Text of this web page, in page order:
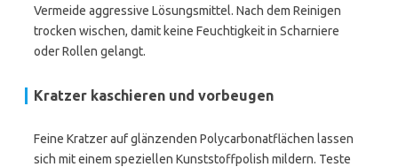
Vermeide aggressive Lösungsmittel. Nach dem Reinigen
trocken wischen, damit keine Feuchtigkeit in Scharniere
oder Rollen gelangt.
Kratzer kaschieren und vorbeugen
Feine Kratzer auf glänzenden Polycarbonatflächen lassen
sich mit einem speziellen Kunststoffpolish mildern. Teste